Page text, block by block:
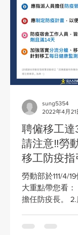
聘僱移工達
請注意‼️勞動
移工防疫指
勞動部於111/4/
大重點帶您看：
擔任防疫長。 2.
防疫聯繫。 4.
sung5354
2022年4月21